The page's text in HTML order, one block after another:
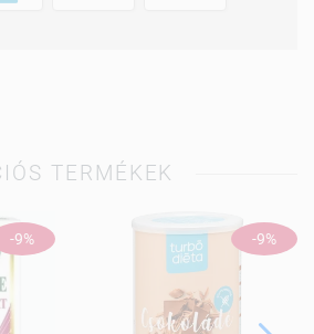
TERMÉKEK
-9% -9%